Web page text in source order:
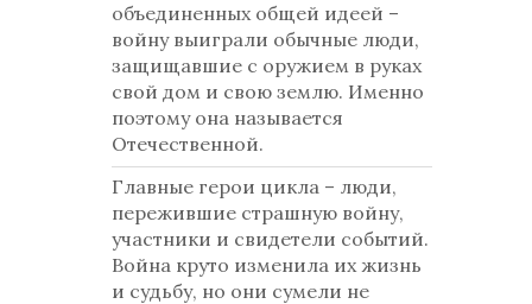
объединенных общей идеей –
войну выиграли обычные люди,
защищавшие с оружием в руках
свой дом и свою землю. Именно
поэтому она называется
Отечественной.
Главные герои цикла – люди,
пережившие страшную войну,
участники и свидетели событий.
Война круто изменила их жизнь
и судьбу, но они сумели не